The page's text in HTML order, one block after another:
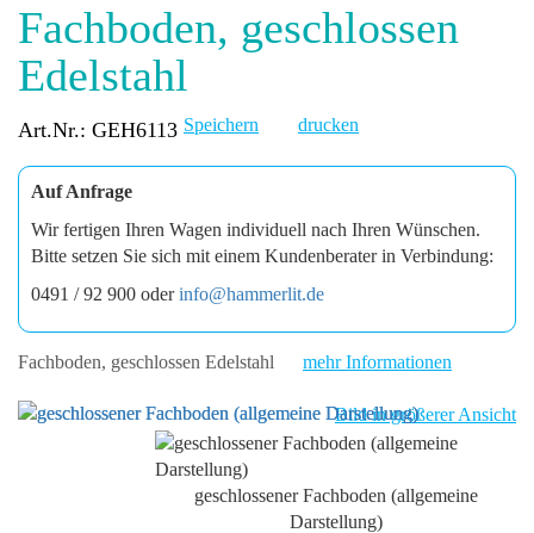
Fachboden, geschlossen
Edelstahl
Art.Nr.: GEH6113 Speichern drucken
Auf Anfrage
Wir fertigen Ihren Wagen individuell nach Ihren Wünschen.
Bitte setzen Sie sich mit einem Kundenberater in Verbindung:
0491 / 92 900 oderinfo@hammerlit.de
Fachboden, geschlossen Edelstahl mehr Informationen
Bild in größerer Ansicht
geschlossener Fachboden (allgemeine
Darstellung)